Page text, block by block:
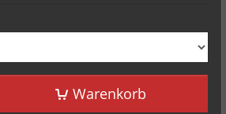
Warenkorb